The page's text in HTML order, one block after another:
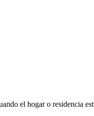
el hogar o residencia